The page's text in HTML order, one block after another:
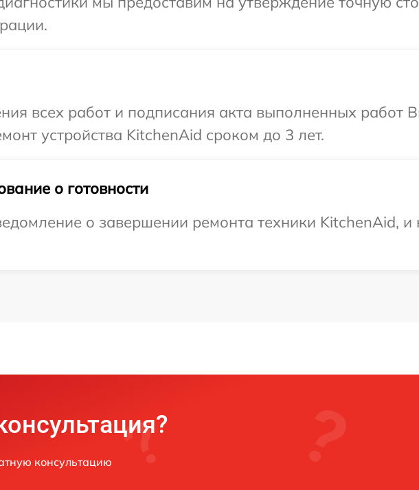
всех работ и подписания акта выполненных работ
устройства KitchenAid сроком до 3 лет.
о готовности
о завершении ремонта техники KitchenAid, и
консультацию